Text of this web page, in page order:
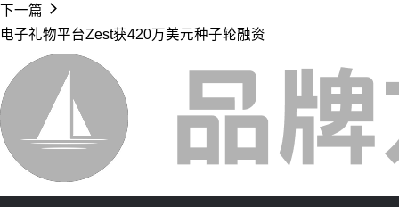
下一篇
电子礼物平台Zest获420万美元种子轮融资